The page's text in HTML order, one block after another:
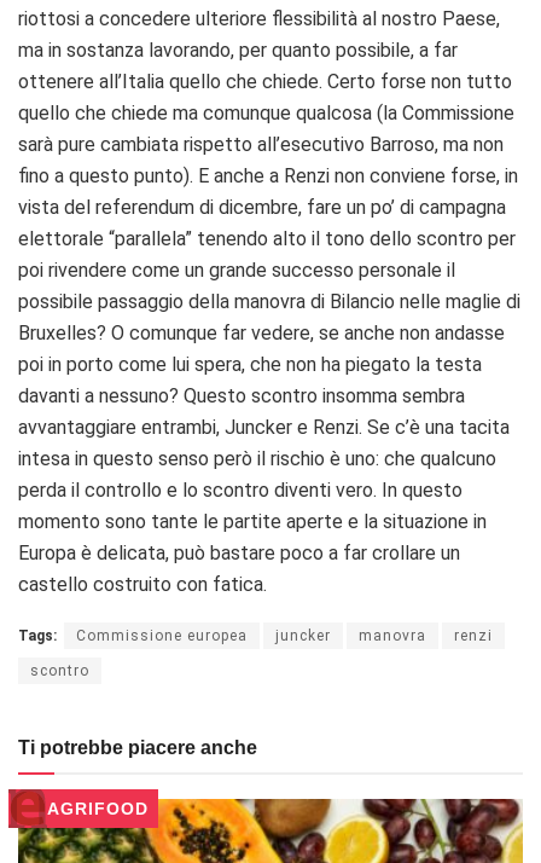
riottosi a concedere ulteriore flessibilità al nostro Paese,
ma in sostanza lavorando, per quanto possibile, a far
ottenere all’Italia quello che chiede. Certo forse non tutto
quello che chiede ma comunque qualcosa (la Commissione
sarà pure cambiata rispetto all’esecutivo Barroso, ma non
fino a questo punto). E anche a Renzi non conviene forse, in
vista del referendum di dicembre, fare un po’ di campagna
elettorale “parallela” tenendo alto il tono dello scontro per
poi rivendere come un grande successo personale il
possibile passaggio della manovra di Bilancio nelle maglie di
Bruxelles? O comunque far vedere, se anche non andasse
poi in porto come lui spera, che non ha piegato la testa
davanti a nessuno? Questo scontro insomma sembra
avvantaggiare entrambi, Juncker e Renzi. Se c’è una tacita
intesa in questo senso però il rischio è uno: che qualcuno
perda il controllo e lo scontro diventi vero. In questo
momento sono tante le partite aperte e la situazione in
Europa è delicata, può bastare poco a far crollare un
castello costruito con fatica.
Tags: Commissione europea juncker manovra renzi
scontro
Ti potrebbe piacere anche
AGRIFOOD